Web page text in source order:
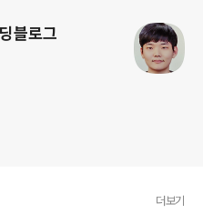
블로그
더보기